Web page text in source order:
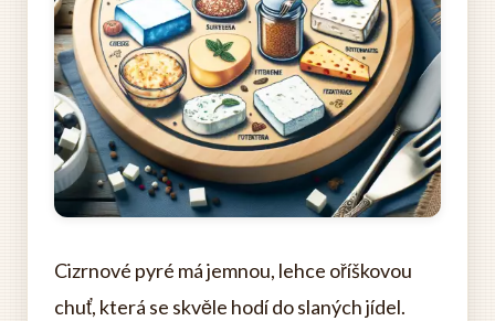
Cizrnové pyré má jemnou, lehce oříškovou
chuť, která se skvěle hodí do slaných jídel.